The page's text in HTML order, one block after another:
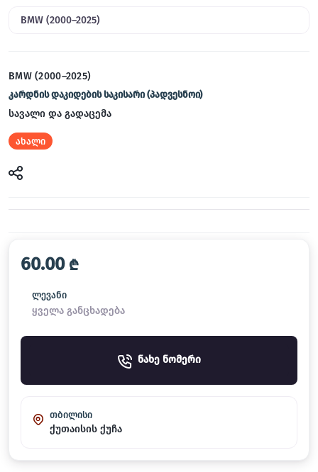
BMW (2000–2025)
BMW (2000–2025)
კარდნის დაკიდების საკისარი (პადვესნოი)
სავალი და გადაცემა
ახალი
60.00 ₾
ლევანი
ყველა განცხადება
ნახე ნომერი
თბილისი
ქუთაისის ქუჩა